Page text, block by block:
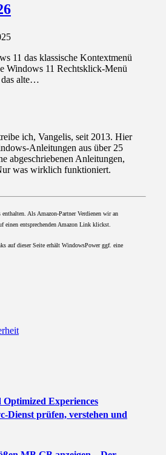
11 das klassische Kontextmenü
Windows 11 Rechtsklick-Menü
das alte…
ich, Vangelis, seit 2013. Hier
Anleitungen aus über 25
abgeschriebenen Anleitungen,
was wirklich funktioniert.
Als Amazon-Partner Verdienen wir an
einen entsprechenden Amazon Link klickst.
auf dieser Seite erhält WindowsPower ggf. eine
Experiences
Dienst prüfen, verstehen und